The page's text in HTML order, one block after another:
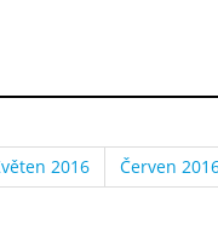
2016 Červen